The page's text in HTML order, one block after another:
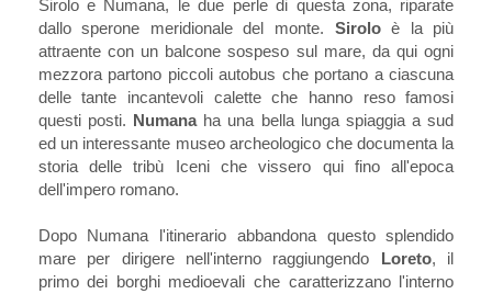
Sirolo e Numana, le due perle di questa zona, riparate
dallo sperone meridionale del monte. Siroloè la più
attraente con un balcone sospeso sul mare, da qui ogni
mezzora partono piccoli autobus che portano a ciascuna
delle tante incantevoli calette che hanno reso famosi
questi posti. Numanaha una bella lunga spiaggia a sud
ed un interessante museo archeologico che documenta la
storia delle tribù Iceni che vissero qui fino all'epoca
dell'impero romano.
Dopo Numana l'itinerario abbandona questo splendido
mare per dirigere nell'interno raggiungendo Loreto, il
primo dei borghi medioevali che caratterizzano l'interno